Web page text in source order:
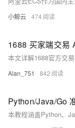
小鲸云 474
1688 买家端交易
Alan_751 842